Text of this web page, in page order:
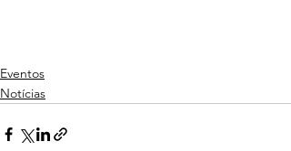
Eventos
Notícias